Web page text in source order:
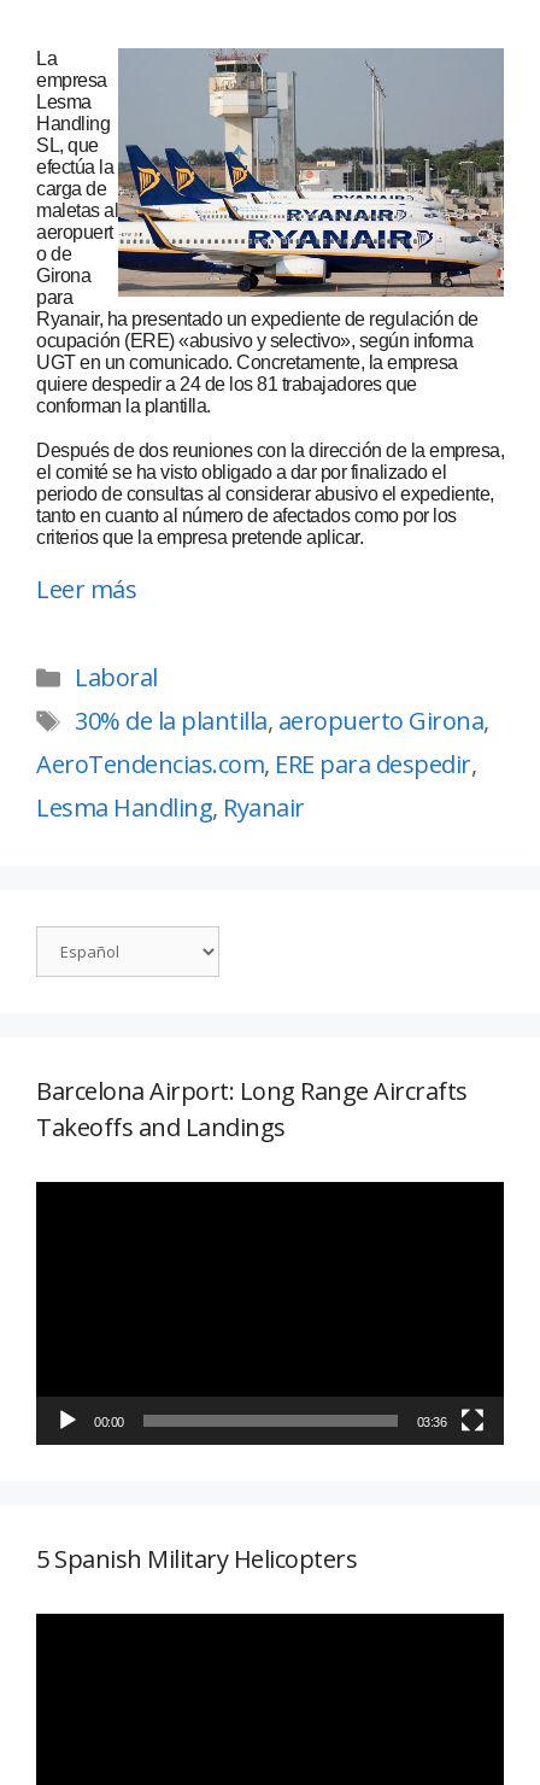
La
empresa
Lesma
Handling
SL, que
efectúa la
carga de
maletas al
aeropuert
o de
Girona
para
Ryanair, ha presentado un expediente de regulación de
ocupación (ERE) «abusivo y selectivo», según informa
UGT en un comunicado. Concretamente, la empresa
quiere despedir a 24 de los 81 trabajadores que
conforman la plantilla.
Después de dos reuniones con la dirección de la empresa,
el comité se ha visto obligado a dar por finalizado el
periodo de consultas al considerar abusivo el expediente,
tanto en cuanto al número de afectados como por los
criterios que la empresa pretende aplicar.
Leer más
Laboral
30% de la plantilla, aeropuerto Girona,
AeroTendencias.com, ERE para despedir,
Lesma Handling, Ryanair
Barcelona Airport: Long Range Aircrafts
Takeoffs and Landings
00:00 03:36
5 Spanish Military Helicopters